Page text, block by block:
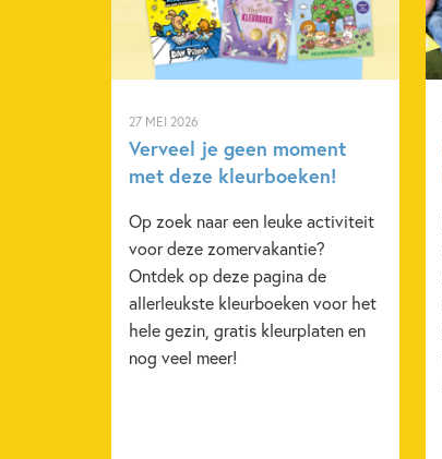
27 MEI 2026
Verveel je geen moment
met deze kleurboeken!
Op zoek naar een leuke activiteit
voor deze zomervakantie?
Ontdek op deze pagina de
allerleukste kleurboeken voor het
hele gezin, gratis kleurplaten en
nog veel meer!